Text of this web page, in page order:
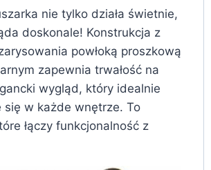
nie tylko działa świetnie,
doskonale! Konstrukcja z
powłoką proszkową
zapewnia trwałość na
wygląd, który idealnie
się w każde wnętrze. To
łączy funkcjonalność z